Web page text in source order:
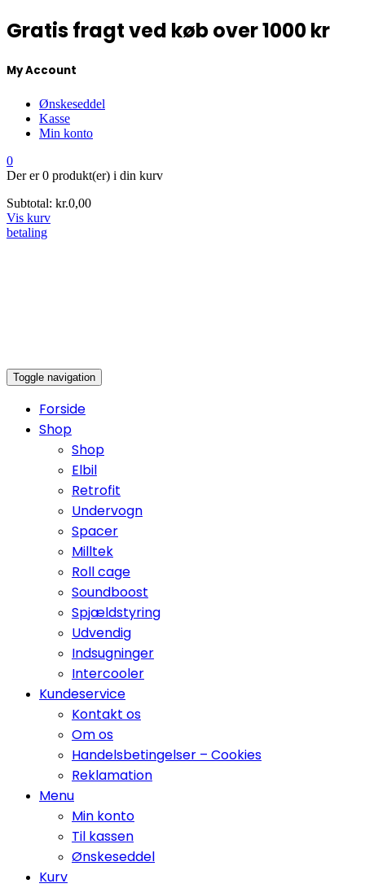
Gratis fragt ved køb over 1000 kr
My Account
Ønskeseddel
Kasse
Min konto
0
Der er0 produkt(er) i din kurv
Subtotal: kr.0,00
Vis kurv
betaling
Toggle navigation
Forside
Shop
Shop
Elbil
Retrofit
Undervogn
Spacer
Milltek
Roll cage
Soundboost
Spjældstyring
Udvendig
Indsugninger
Intercooler
Kundeservice
Kontakt os
Om os
Handelsbetingelser – Cookies
Reklamation
Menu
Min konto
Til kassen
Ønskeseddel
Kurv